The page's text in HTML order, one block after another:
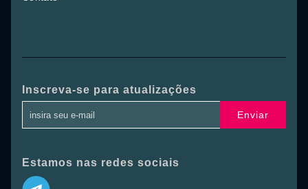
Inscreva-se para atualizações
Enviar
Estamos nas redes sociais